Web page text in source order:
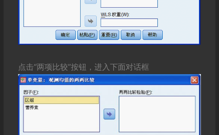
点击“两项比较”按钮，进入下面对话框